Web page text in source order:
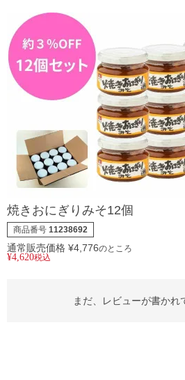
焼きおにぎりみそ12個
商品番号 11238692
通常販売価格 ¥4,776のところ
¥4,620税込
まだ、レビューが書かれ